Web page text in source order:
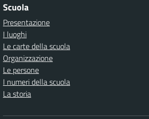
Scuola
Presentazione
I luoghi
Le carte della scuola
Organizzazione
Le persone
I numeri della scuola
La storia